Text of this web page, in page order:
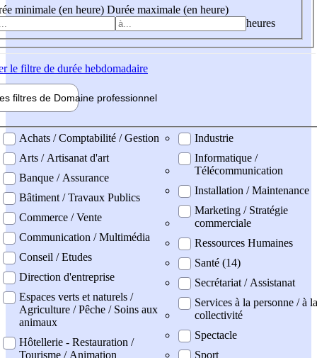
minimale (en heure) Durée maximale (en heure)
heures
le filtre de durée hebdomadaire
filtres de Domaine professionnel
professionel
Achats / Comptabilité / Gestion
Arts / Artisanat d'art
Banque / Assurance
Bâtiment / Travaux Publics
Commerce / Vente
Communication / Multimédia
Conseil / Etudes
Direction d'entreprise
Espaces verts et naturels /
Agriculture / Pêche / Soins aux
animaux
Hôtellerie - Restauration /
Tourisme / Animation
Industrie
Informatique /
Télécommunication
Installation / Maintenance
Marketing / Stratégie
commerciale
Ressources Humaines
Santé (14)
Secrétariat / Assistanat
Services à la personne / à la
collectivité
Spectacle
Sport